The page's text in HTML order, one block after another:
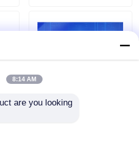
8:14 AM
are you looking